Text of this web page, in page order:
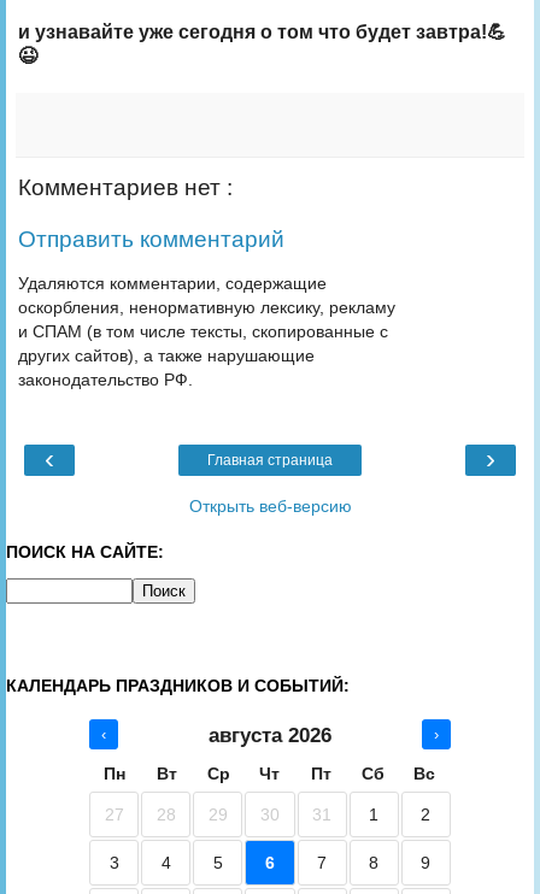
и узнавайте уже сегодня о том что будет завтра!💪
😉
Комментариев нет :
Отправить комментарий
Удаляются комментарии, содержащие
оскорбления, ненормативную лексику, рекламу
и СПАМ (в том числе тексты, скопированные с
других сайтов), а также нарушающие
законодательство РФ.
‹ ›
Главная страница
Открыть веб-версию
ПОИСК НА САЙТЕ:
КАЛЕНДАРЬ ПРАЗДНИКОВ И СОБЫТИЙ:
‹ августа 2026 ›
Пн Вт Ср Чт Пт Сб Вс
27 28 29 30 31 1 2
3 4 5 6 7 8 9